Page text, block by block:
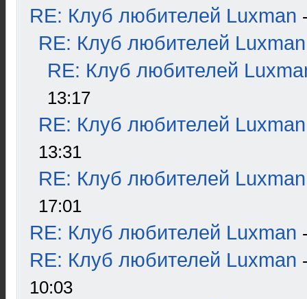
RE: Клуб любителей Luxman
RE: Клуб любителей Luxman
RE: Клуб любителей
13:17
RE: Клуб любителей Luxman
13:31
RE: Клуб любителей Luxman
17:01
RE: Клуб любителей Luxman
RE: Клуб любителей Luxman
10:03